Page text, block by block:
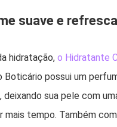
suave e
hidratação, o Hidratante
Boticário possui um
sua pele com
mais tempo. Também